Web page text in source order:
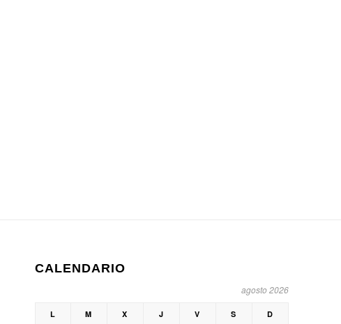
CALENDARIO
agosto 2026
L M X J V S D